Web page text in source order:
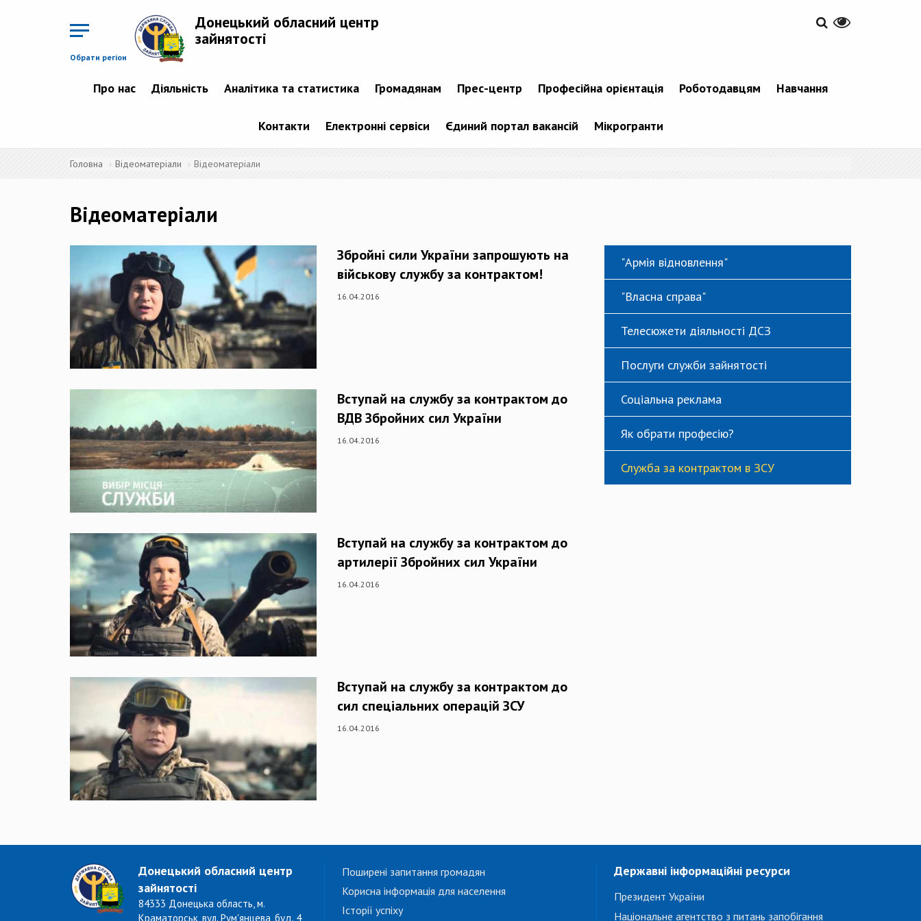
Обрати регіон
Донецький обласний центр
зайнятості
Про нас Діяльність Аналітика та статистика Громадянам Прес-центр Професійна орієнтація Роботодавцям Навчання
Контакти Електронні сервіси Єдиний портал вакансій Мікрогранти
Головна Відеоматеріали Відеоматеріали
Відеоматеріали
Збройні сили України запрошують на
військову службу за контрактом!
16.04.2016
Вступай на службу за контрактом до
ВДВ Збройних сил України
16.04.2016
Вступай на службу за контрактом до
артилерії Збройних сил України
16.04.2016
Вступай на службу за контрактом до
сил спеціальних операцій ЗСУ
16.04.2016
"Армія відновлення"
"Власна справа"
Телесюжети діяльності ДСЗ
Послуги служби зайнятості
Соціальна реклама
Як обрати професію?
Служба за контрактом в ЗСУ
Донецький обласний центр
зайнятості
84333 Донецька область, м.
Краматорськ, вул. Рум'янцева, буд. 4
Поширені запитання громадян
Корисна інформація для населення
Історії успіху
Державні інформаційні ресурси
Президент України
Національне агентство з питань запобігання